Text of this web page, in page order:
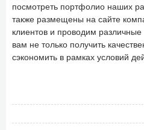
посмотреть портфолио наших
также размещены на сайте
клиентов и проводим
вам не только получить
сэкономить в рамках условий